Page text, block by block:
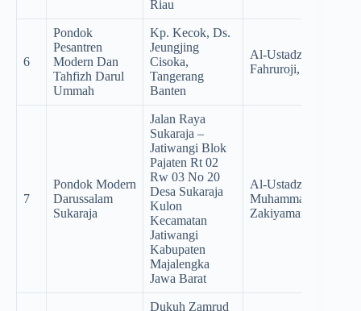
Riau
6
Pondok
Pesantren
Modern Dan
Tahfizh Darul
Ummah
Kp. Kecok, Ds.
Jeungjing
Cisoka,
Tangerang
Banten
Al-Ustadz Dr. KH.
Fahruroji, Lc, MA
7
Pondok Modern
Darussalam
Sukaraja
Jalan Raya
Sukaraja –
Jatiwangi Blok
Pajaten Rt 02
Rw 03 No 20
Desa Sukaraja
Kulon
Kecamatan
Jatiwangi
Kabupaten
Majalengka
Jawa Barat
Al-Ustadz
Muhammad
Zakiyaman, M.Pd.I
Dukuh Zamrud